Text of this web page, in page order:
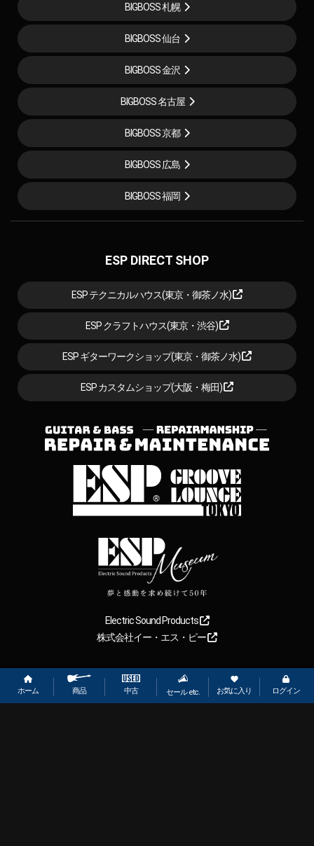
ホーム 商品 中古 セール etc. お気に入り ログイン
BIGBOSS 札幌
BIGBOSS 仙台
BIGBOSS 金沢
BIGBOSS 名古屋
BIGBOSS 京都
BIGBOSS 広島
BIGBOSS 福岡
ESP DIRECT SHOP
ESP テクニカルハウス(東京・御茶ノ水)
ESP クラフトハウス(東京・渋谷)
ESP ギターワークショップ(東京・御茶ノ水)
ESP カスタムショップ(大阪・梅田)
Electric Sound Products
株式会社イー・エス・ピー
Copyright 2026【ESP直営】BIGBOSS オンラインマーケット(ギター＆
ベース). All rights reserved.